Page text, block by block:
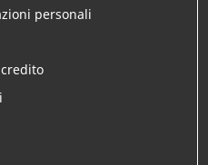
personali